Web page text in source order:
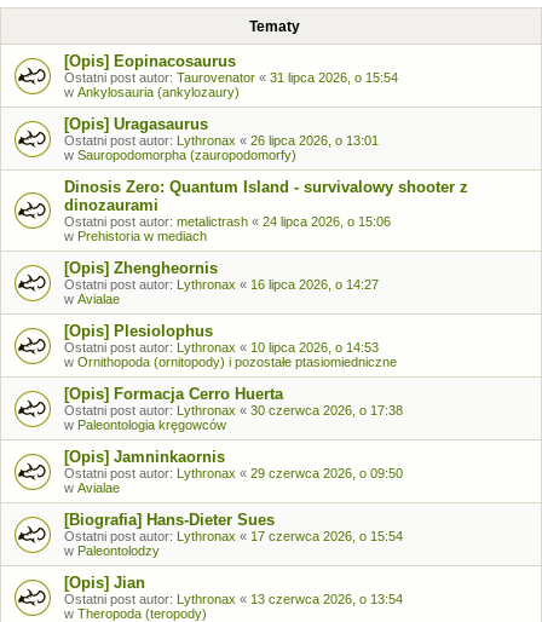
Tematy
[Opis] Eopinacosaurus
Ostatni post autor: Taurovenator « 31 lipca 2026, o 15:54
w Ankylosauria (ankylozaury)
[Opis] Uragasaurus
Ostatni post autor: Lythronax « 26 lipca 2026, o 13:01
w Sauropodomorpha (zauropodomorfy)
Dinosis Zero: Quantum Island - survivalowy shooter z
dinozaurami
Ostatni post autor: metalictrash « 24 lipca 2026, o 15:06
w Prehistoria w mediach
[Opis] Zhengheornis
Ostatni post autor: Lythronax « 16 lipca 2026, o 14:27
w Avialae
[Opis] Plesiolophus
Ostatni post autor: Lythronax « 10 lipca 2026, o 14:53
w Ornithopoda (ornitopody) i pozostałe ptasiomiedniczne
[Opis] Formacja Cerro Huerta
Ostatni post autor: Lythronax « 30 czerwca 2026, o 17:38
w Paleontologia kręgowców
[Opis] Jamninkaornis
Ostatni post autor: Lythronax « 29 czerwca 2026, o 09:50
w Avialae
[Biografia] Hans-Dieter Sues
Ostatni post autor: Lythronax « 17 czerwca 2026, o 15:54
w Paleontolodzy
[Opis] Jian
Ostatni post autor: Lythronax « 13 czerwca 2026, o 13:54
w Theropoda (teropody)